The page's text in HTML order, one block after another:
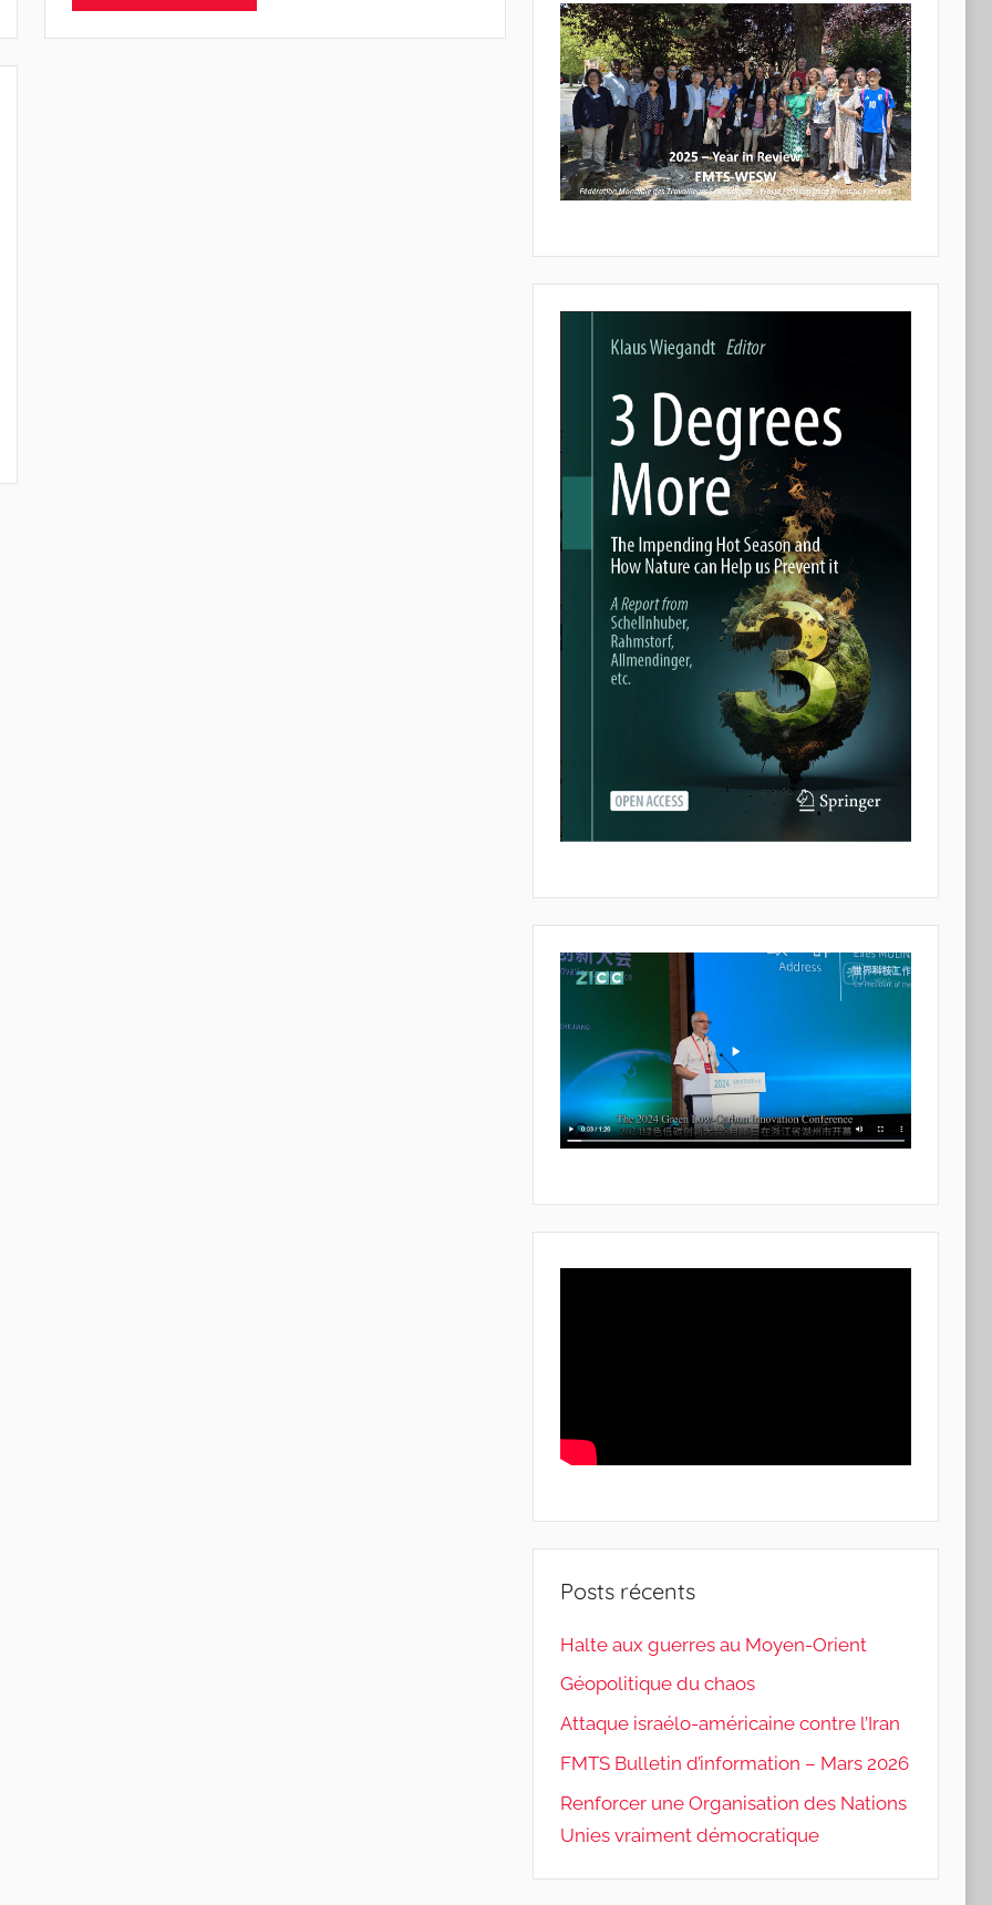
S
Posts récents
Halte aux guerres au Moyen-Orient
Géopolitique du chaos
Attaque israélo-américaine contre l’Iran
FMTS Bulletin d’information – Mars 2026
Renforcer une Organisation des Nations
Unies vraiment démocratique